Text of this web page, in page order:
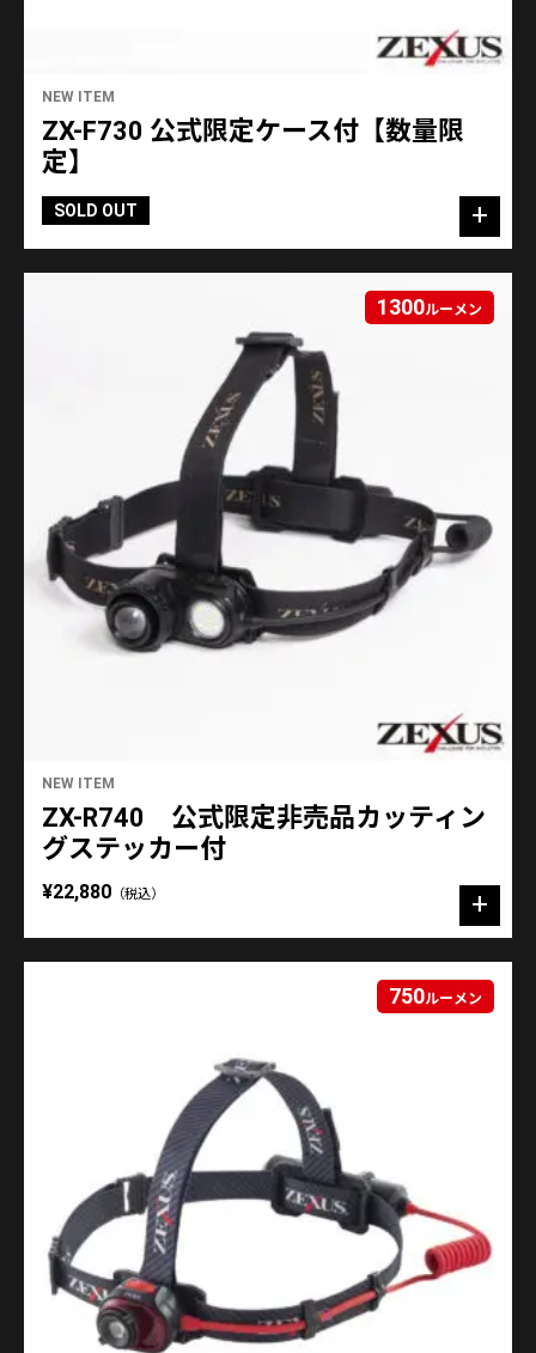
NEW ITEM
ZX-F730 公式限定ケース付【数量限
定】
SOLD OUT
NEW ITEM
1300ルーメン
ZX-R740 公式限定非売品カッティン
グステッカー付
¥22,880 （税込）
750ルーメン